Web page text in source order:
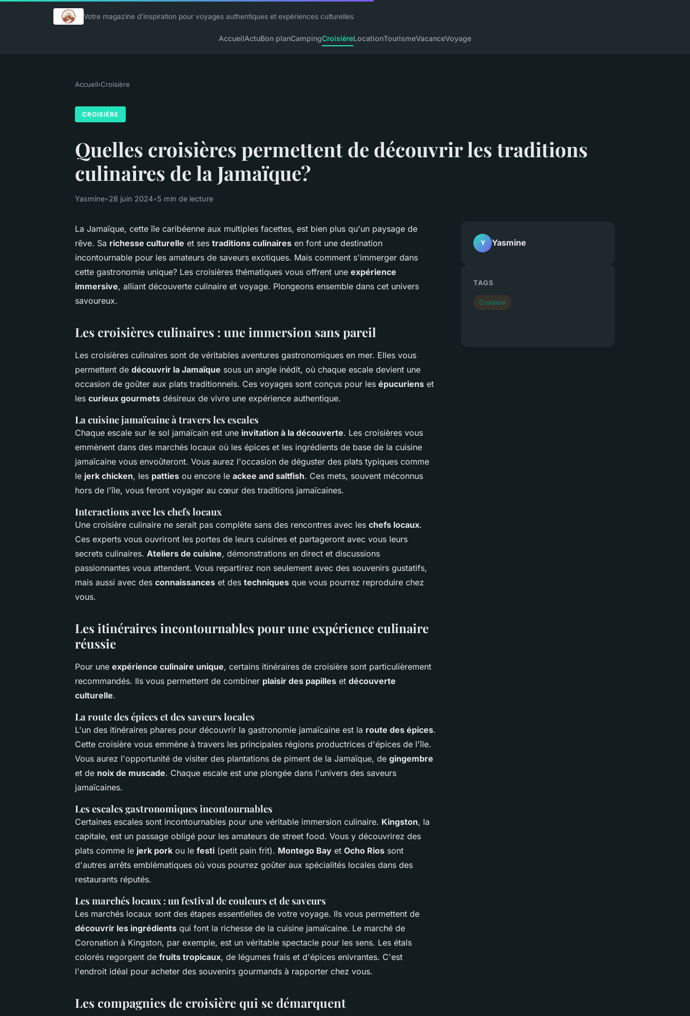
Votre magazine d'inspiration pour voyages authentiques et expériences culturelles
AccueilActuBon planCampingCroisièreLocationTourismeVacanceVoyage
Accueil›Croisière
CROISIÈRE
Quelles croisières permettent de découvrir les traditions
culinaires de la Jamaïque?
Yasmine•28 juin 2024•5 min de lecture
La Jamaïque, cette île caribéenne aux multiples facettes, est bien plus qu'un paysage de
rêve. Sa richesse culturelle et ses traditions culinaires en font une destination
incontournable pour les amateurs de saveurs exotiques. Mais comment s'immerger dans
cette gastronomie unique? Les croisières thématiques vous offrent une expérience
immersive, alliant découverte culinaire et voyage. Plongeons ensemble dans cet univers
savoureux.
Les croisières culinaires : une immersion sans pareil
Les croisières culinaires sont de véritables aventures gastronomiques en mer. Elles vous
permettent de découvrir la Jamaïque sous un angle inédit, où chaque escale devient une
occasion de goûter aux plats traditionnels. Ces voyages sont conçus pour les épucuriens et
les curieux gourmets désireux de vivre une expérience authentique.
La cuisine jamaïcaine à travers les escales
Chaque escale sur le sol jamaïcain est une invitation à la découverte. Les croisières vous
emmènent dans des marchés locaux où les épices et les ingrédients de base de la cuisine
jamaïcaine vous envoûteront. Vous aurez l'occasion de déguster des plats typiques comme
le jerk chicken, les patties ou encore le ackee and saltfish. Ces mets, souvent méconnus
hors de l'île, vous feront voyager au cœur des traditions jamaïcaines.
Interactions avec les chefs locaux
Une croisière culinaire ne serait pas complète sans des rencontres avec les chefs locaux.
Ces experts vous ouvriront les portes de leurs cuisines et partageront avec vous leurs
secrets culinaires. Ateliers de cuisine, démonstrations en direct et discussions
passionnantes vous attendent. Vous repartirez non seulement avec des souvenirs gustatifs,
mais aussi avec des connaissances et des techniques que vous pourrez reproduire chez
vous.
Les itinéraires incontournables pour une expérience culinaire
réussie
Pour une expérience culinaire unique, certains itinéraires de croisière sont particulièrement
recommandés. Ils vous permettent de combiner plaisir des papilles et découverte
culturelle.
La route des épices et des saveurs locales
L'un des itinéraires phares pour découvrir la gastronomie jamaïcaine est la route des épices.
Cette croisière vous emmène à travers les principales régions productrices d'épices de l'île.
Vous aurez l'opportunité de visiter des plantations de piment de la Jamaïque, de gingembre
et de noix de muscade. Chaque escale est une plongée dans l'univers des saveurs
jamaïcaines.
Les escales gastronomiques incontournables
Certaines escales sont incontournables pour une véritable immersion culinaire. Kingston, la
capitale, est un passage obligé pour les amateurs de street food. Vous y découvrirez des
plats comme le jerk pork ou le festi (petit pain frit). Montego Bay et Ocho Rios sont
d'autres arrêts emblématiques où vous pourrez goûter aux spécialités locales dans des
restaurants réputés.
Les marchés locaux : un festival de couleurs et de saveurs
Les marchés locaux sont des étapes essentielles de votre voyage. Ils vous permettent de
découvrir les ingrédients qui font la richesse de la cuisine jamaïcaine. Le marché de
Coronation à Kingston, par exemple, est un véritable spectacle pour les sens. Les étals
colorés regorgent de fruits tropicaux, de légumes frais et d'épices enivrantes. C'est
l'endroit idéal pour acheter des souvenirs gourmands à rapporter chez vous.
Les compagnies de croisière qui se démarquent
Y Yasmine
TAGS
Croisière